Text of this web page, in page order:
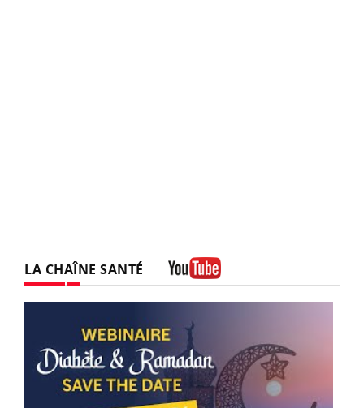
LA CHAÎNE SANTÉ